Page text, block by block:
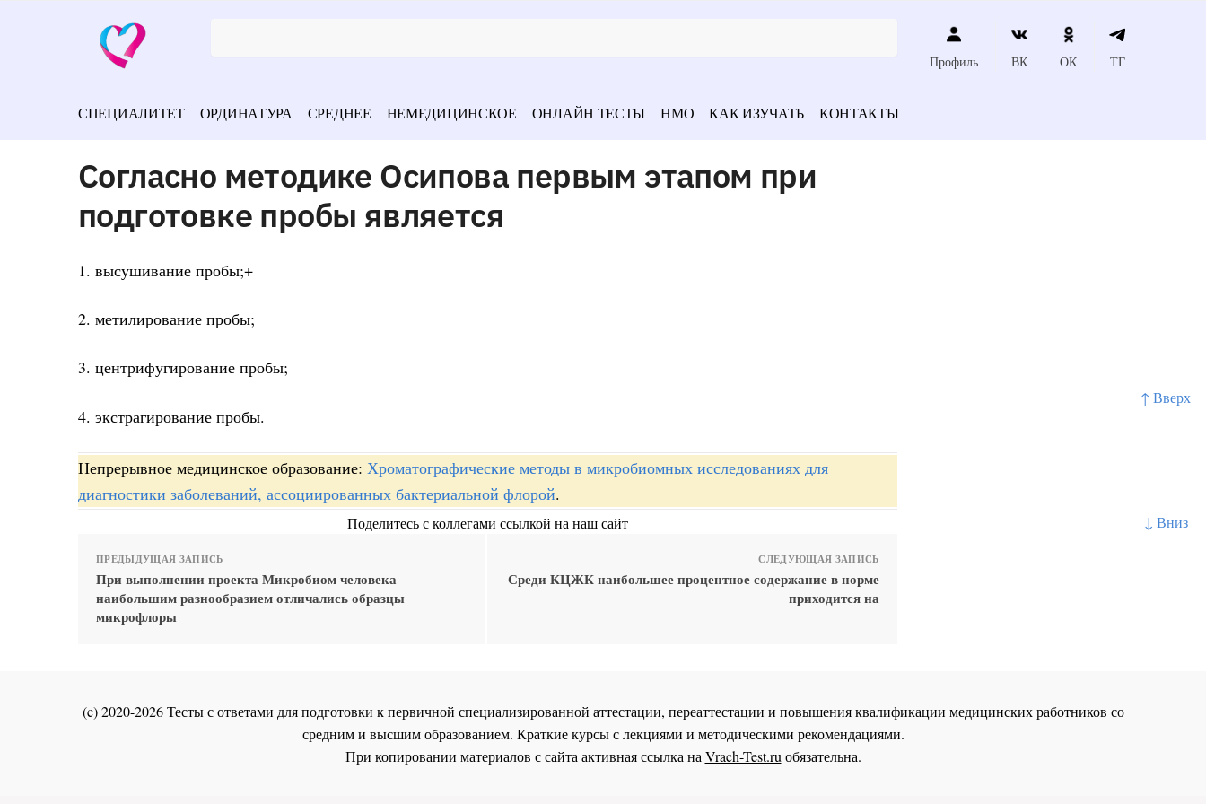
↑ Вверх
↓ Вниз
Профиль ВК ОК ТГ
СПЕЦИАЛИТЕТ ОРДИНАТУРА СРЕДНЕЕ НЕМЕДИЦИНСКОЕ ОНЛАЙН ТЕСТЫ НМО КАК ИЗУЧАТЬ КОНТАКТЫ
Согласно методике Осипова первым этапом при
подготовке пробы является
1. высушивание пробы;+
2. метилирование пробы;
3. центрифугирование пробы;
4. экстрагирование пробы.
Непрерывное медицинское образование: Хроматографические методы в микробиомных исследованиях для
диагностики заболеваний, ассоциированных бактериальной флорой.
Поделитесь с коллегами ссылкой на наш сайт
ПРЕДЫДУЩАЯ ЗАПИСЬ
При выполнении проекта Микробиом человека
наибольшим разнообразием отличались образцы
микрофлоры
СЛЕДУЮЩАЯ ЗАПИСЬ
Среди КЦЖК наибольшее процентное содержание в норме
приходится на
(c) 2020-2026 Тесты с ответами для подготовки к первичной специализированной аттестации, переаттестации и повышения квалификации медицинских работников со
средним и высшим образованием. Краткие курсы с лекциями и методическими рекомендациями.
При копировании материалов с сайта активная ссылка наVrach-Test.ruобязательна.